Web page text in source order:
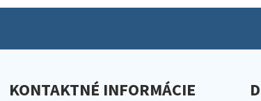
KONTAKTNÉ INFORMÁCIE